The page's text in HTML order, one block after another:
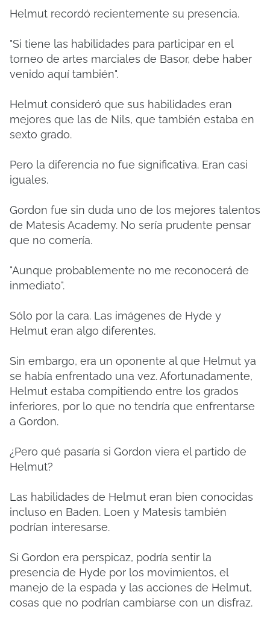
Helmut recordó recientemente su presencia.
"Si tiene las habilidades para participar en el
torneo de artes marciales de Basor, debe haber
venido aquí también".
Helmut consideró que sus habilidades eran
mejores que las de Nils, que también estaba en
sexto grado.
Pero la diferencia no fue significativa. Eran casi
iguales.
Gordon fue sin duda uno de los mejores talentos
de Matesis Academy. No sería prudente pensar
que no comería.
"Aunque probablemente no me reconocerá de
inmediato".
Sólo por la cara. Las imágenes de Hyde y
Helmut eran algo diferentes.
Sin embargo, era un oponente al que Helmut ya
se había enfrentado una vez. Afortunadamente,
Helmut estaba compitiendo entre los grados
inferiores, por lo que no tendría que enfrentarse
a Gordon.
¿Pero qué pasaría si Gordon viera el partido de
Helmut?
Las habilidades de Helmut eran bien conocidas
incluso en Baden. Loen y Matesis también
podrían interesarse.
Si Gordon era perspicaz, podría sentir la
presencia de Hyde por los movimientos, el
manejo de la espada y las acciones de Helmut,
cosas que no podrían cambiarse con un disfraz.